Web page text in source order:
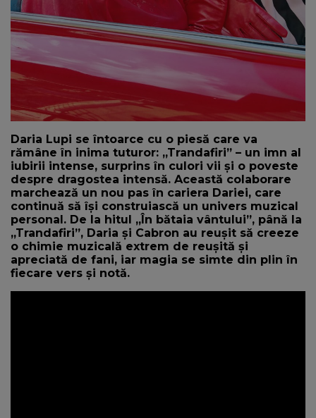
Daria Lupi se întoarce cu o piesă care va
rămâne în inima tuturor: „Trandafiri” – un imn al
iubirii intense, surprins în culori vii și o poveste
despre dragostea intensă. Această colaborare
marchează un nou pas în cariera Dariei, care
continuă să își construiască un univers muzical
personal. De la hitul „În bătaia vântului”, până la
„Trandafiri”, Daria și Cabron au reușit să creeze
o chimie muzicală extrem de reușită și
apreciată de fani, iar magia se simte din plin în
fiecare vers și notă.